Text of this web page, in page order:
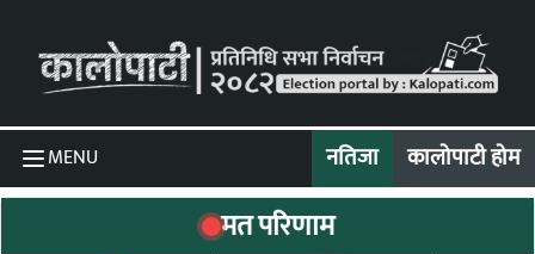
MENU नतिजा कालोपाटी होम
मत परिणाम